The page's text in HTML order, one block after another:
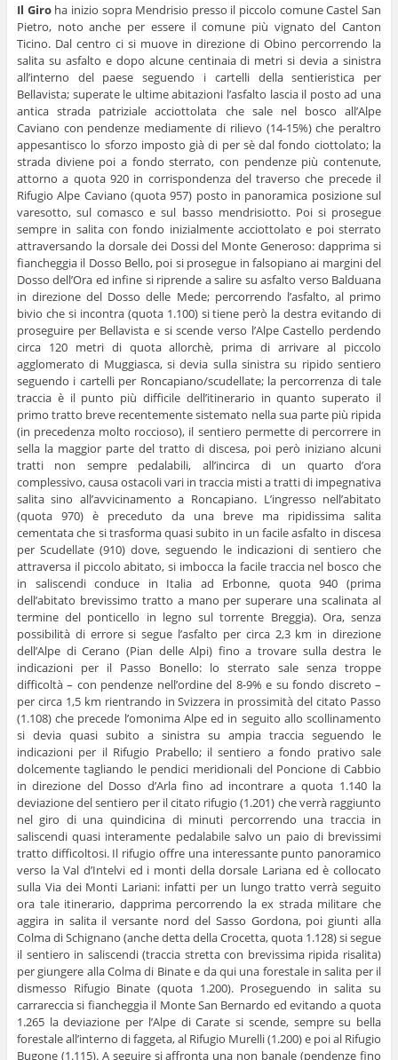
Il Giroha inizio sopra Mendrisio presso il piccolo comune Castel San
Pietro, noto anche per essere il comune più vignato del Canton
Ticino. Dal centro ci si muove in direzione di Obino percorrendo la
salita su asfalto e dopo alcune centinaia di metri si devia a sinistra
all’interno del paese seguendo i cartelli della sentieristica per
Bellavista; superate le ultime abitazioni l’asfalto lascia il posto ad una
antica strada patriziale acciottolata che sale nel bosco all’Alpe
Caviano con pendenze mediamente di rilievo (14-15%) che peraltro
appesantisco lo sforzo imposto già di per sè dal fondo ciottolato; la
strada diviene poi a fondo sterrato, con pendenze più contenute,
attorno a quota 920 in corrispondenza del traverso che precede il
Rifugio Alpe Caviano (quota 957) posto in panoramica posizione sul
varesotto, sul comasco e sul basso mendrisiotto. Poi si prosegue
sempre in salita con fondo inizialmente acciottolato e poi sterrato
attraversando la dorsale dei Dossi del Monte Generoso: dapprima si
fiancheggia il Dosso Bello, poi si prosegue in falsopiano ai margini del
Dosso dell’Ora ed infine si riprende a salire su asfalto verso Balduana
in direzione del Dosso delle Mede; percorrendo l’asfalto, al primo
bivio che si incontra (quota 1.100) si tiene però la destra evitando di
proseguire per Bellavista e si scende verso l’Alpe Castello perdendo
circa 120 metri di quota allorchè, prima di arrivare al piccolo
agglomerato di Muggiasca, si devia sulla sinistra su ripido sentiero
seguendo i cartelli per Roncapiano/scudellate; la percorrenza di tale
traccia è il punto più difficile dell’itinerario in quanto superato il
primo tratto breve recentemente sistemato nella sua parte più ripida
(in precedenza molto roccioso), il sentiero permette di percorrere in
sella la maggior parte del tratto di discesa, poi però iniziano alcuni
tratti non sempre pedalabili, all’incirca di un quarto d’ora
complessivo, causa ostacoli vari in traccia misti a tratti di impegnativa
salita sino all’avvicinamento a Roncapiano. L’ingresso nell’abitato
(quota 970) è preceduto da una breve ma ripidissima salita
cementata che si trasforma quasi subito in un facile asfalto in discesa
per Scudellate (910) dove, seguendo le indicazioni di sentiero che
attraversa il piccolo abitato, si imbocca la facile traccia nel bosco che
in saliscendi conduce in Italia ad Erbonne, quota 940 (prima
dell’abitato brevissimo tratto a mano per superare una scalinata al
termine del ponticello in legno sul torrente Breggia). Ora, senza
possibilità di errore si segue l’asfalto per circa 2,3 km in direzione
dell’Alpe di Cerano (Pian delle Alpi) fino a trovare sulla destra le
indicazioni per il Passo Bonello: lo sterrato sale senza troppe
difficoltà – con pendenze nell’ordine del 8-9% e su fondo discreto –
per circa 1,5 km rientrando in Svizzera in prossimità del citato Passo
(1.108) che precede l’omonima Alpe ed in seguito allo scollinamento
si devia quasi subito a sinistra su ampia traccia seguendo le
indicazioni per il Rifugio Prabello; il sentiero a fondo prativo sale
dolcemente tagliando le pendici meridionali del Poncione di Cabbio
in direzione del Dosso d’Arla fino ad incontrare a quota 1.140 la
deviazione del sentiero per il citato rifugio (1.201) che verrà raggiunto
nel giro di una quindicina di minuti percorrendo una traccia in
saliscendi quasi interamente pedalabile salvo un paio di brevissimi
tratto difficoltosi. Il rifugio offre una interessante punto panoramico
verso la Val d’Intelvi ed i monti della dorsale Lariana ed è collocato
sulla Via dei Monti Lariani: infatti per un lungo tratto verrà seguito
ora tale itinerario, dapprima percorrendo la ex strada militare che
aggira in salita il versante nord del Sasso Gordona, poi giunti alla
Colma di Schignano (anche detta della Crocetta, quota 1.128) si segue
il sentiero in saliscendi (traccia stretta con brevissima ripida risalita)
per giungere alla Colma di Binate e da qui una forestale in salita per il
dismesso Rifugio Binate (quota 1.200). Proseguendo in salita su
carrareccia si fiancheggia il Monte San Bernardo ed evitando a quota
1.265 la deviazione per l’Alpe di Carate si scende, sempre su bella
forestale all’interno di faggeta, al Rifugio Murelli (1.200) e poi al Rifugio
Bugone (1.115). A seguire si affronta una non banale (pendenze fino